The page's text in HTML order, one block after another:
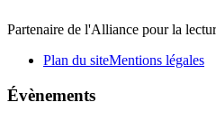
Partenaire de l'Alliance pour la
Plan du siteMentions légales
Évènements